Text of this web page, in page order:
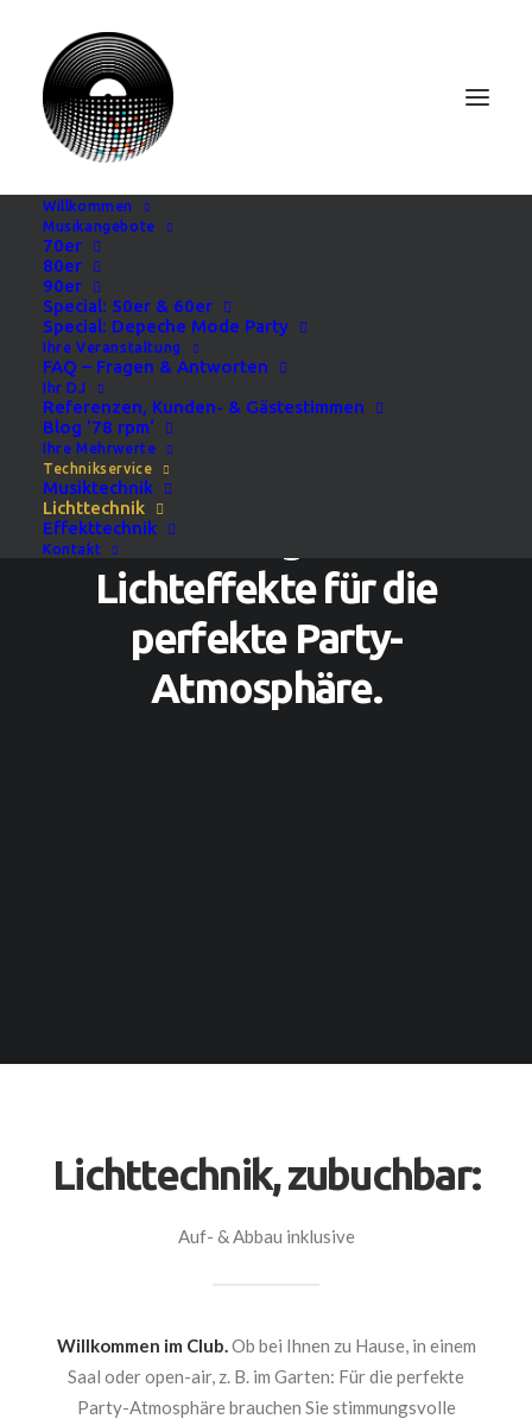
Willkommen
Musikangebote
70er
80er
90er
Special: 50er & 60er
Special: Depeche Mode Party
Ihre Veranstaltung
FAQ – Fragen & Antworten
Ihr DJ
Referenzen, Kunden- & Gästestimmen
Blog ’78 rpm‘
Ihre Mehrwerte
Technikservice
Musiktechnik
Lichttechnik
Effekttechnik
Kontakt
Stimmungsvolle
Lichteffekte für die
perfekte Party-
Atmosphäre.
Lichttechnik, zubuchbar:
Auf- & Abbau inklusive
Willkommen im Club.Ob bei Ihnen zu Hause, in einem
Saal oder open-air, z. B. im Garten: Für die perfekte
Party-Atmosphäre brauchen Sie stimmungsvolle